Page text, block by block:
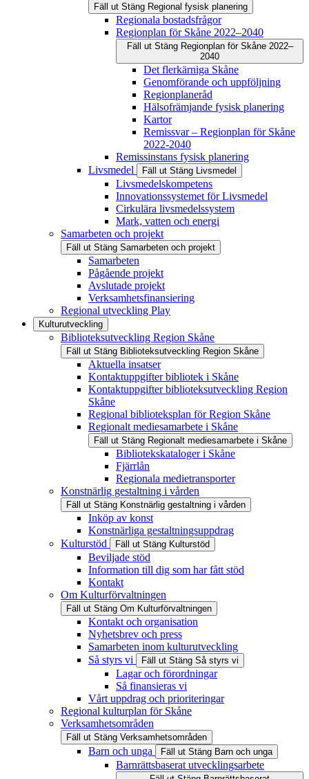
Fäll ut Stäng Regional fysisk planering
Regionala bostadsfrågor
Regionplan för Skåne 2022–2040
Fäll ut Stäng Regionplan för Skåne 2022–
2040
Det flerkärniga Skåne
Genomförande och uppföljning
Regionplaneråd
Hälsofrämjande fysisk planering
Kartor
Remissvar – Regionplan för Skåne
2022-2040
Remissinstans fysisk planering
Livsmedel
Fäll ut Stäng Livsmedel
Livsmedelskompetens
Innovationssystemet för Livsmedel
Cirkulära livsmedelssystem
Mark, vatten och energi
Samarbeten och projekt
Fäll ut Stäng Samarbeten och projekt
Samarbeten
Pågående projekt
Avslutade projekt
Verksamhetsfinansiering
Regional utveckling Play
Kulturutveckling
Biblioteksutveckling Region Skåne
Fäll ut Stäng Biblioteksutveckling Region Skåne
Aktuella insatser
Kontaktuppgifter bibliotek i Skåne
Kontaktuppgifter biblioteksutveckling Region
Skåne
Regional biblioteksplan för Region Skåne
Regionalt mediesamarbete i Skåne
Fäll ut Stäng Regionalt mediesamarbete i Skåne
Bibliotekskataloger i Skåne
Fjärrlån
Regionala medietransporter
Konstnärlig gestaltning i vården
Fäll ut Stäng Konstnärlig gestaltning i vården
Inköp av konst
Konstnärliga gestaltningsuppdrag
Kulturstöd
Fäll ut Stäng Kulturstöd
Beviljade stöd
Information till dig som har fått stöd
Kontakt
Om Kulturförvaltningen
Fäll ut Stäng Om Kulturförvaltningen
Kontakt och organisation
Nyhetsbrev och press
Samarbeten inom kulturutveckling
Så styrs vi
Fäll ut Stäng Så styrs vi
Lagar och förordningar
Så finansieras vi
Vårt uppdrag och prioriteringar
Regional kulturplan för Skåne
Verksamhetsområden
Fäll ut Stäng Verksamhetsområden
Barn och unga Fäll ut Stäng Barn och unga
Barnrättsbaserat utvecklingsarbete